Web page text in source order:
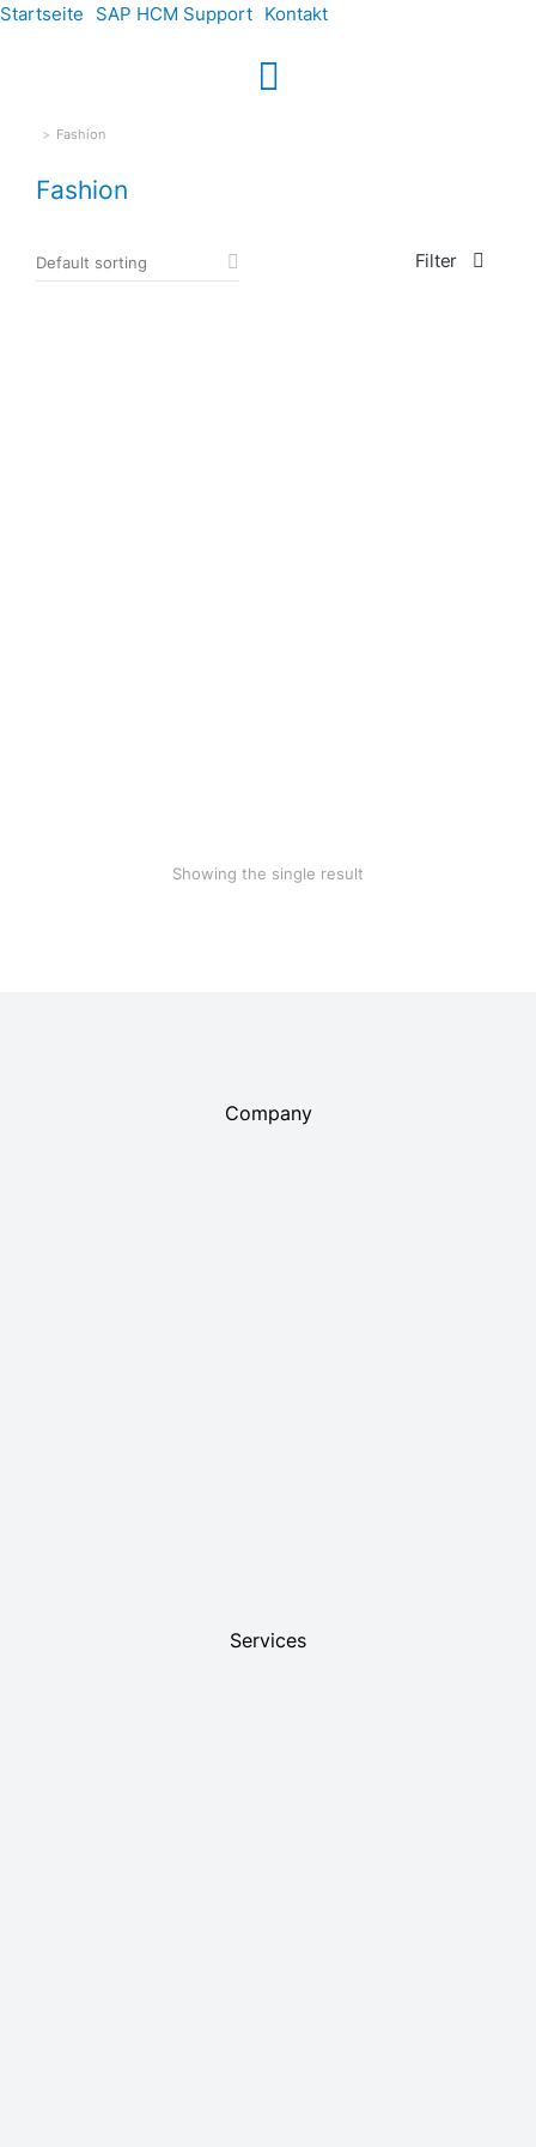
Startseite SAP HCM Support Kontakt
Sie befinden sich hier:
Fashion
Fashion
Filter
Showing the single result
Company
Services